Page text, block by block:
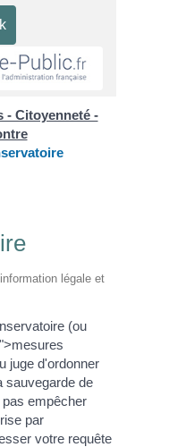
- Citoyenneté -
légale et
(ou
juge d'ordonner
sauvegarde de
empêcher
par
votre requête